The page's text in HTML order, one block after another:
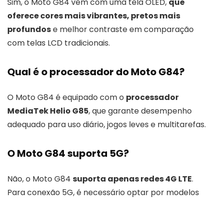
Sim, o Moto G84 vem com uma tela OLED, que
oferece cores mais vibrantes, pretos mais
profundose melhor contraste em comparação
com telas LCD tradicionais.
Qual é o processador do Moto G84?
O Moto G84 é equipado com o processador
MediaTek Helio G85, que garante desempenho
adequado para uso diário, jogos leves e multitarefas.
O Moto G84 suporta 5G?
Não, o Moto G84 suporta apenas redes 4G LTE.
Para conexão 5G, é necessário optar por modelos